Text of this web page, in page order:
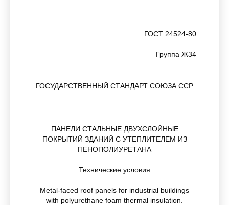
ГОСТ 24524-80
Группа Ж34
ГОСУДАРСТВЕННЫЙ СТАНДАРТ СОЮЗА ССР
ПАНЕЛИ СТАЛЬНЫЕ ДВУХСЛОЙНЫЕ
ПОКРЫТИЙ ЗДАНИЙ С УТЕПЛИТЕЛЕМ ИЗ
ПЕНОПОЛИУРЕТАНА
Технические условия
Metal-faced roof panels for industrial buildings
with polyurethane foam thermal insulation.